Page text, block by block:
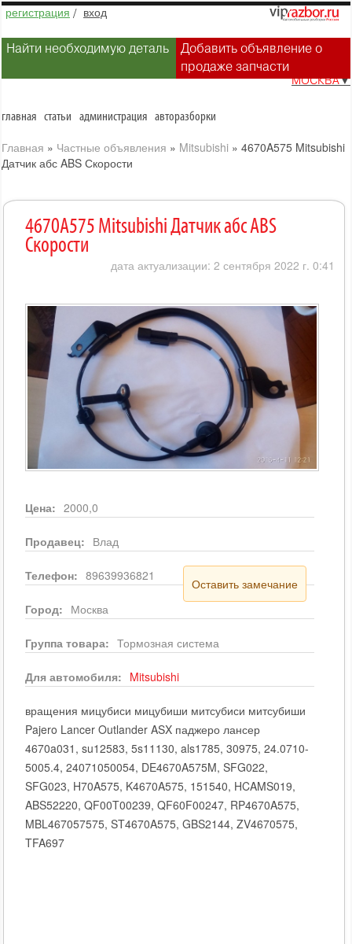
регистрация / вход
Найти необходимую деталь
Добавить объявление о
продаже запчасти
МОСКВА▼
главная статьи администрация авторазборки
Главная » Частные объявления » Mitsubishi » 4670A575 Mitsubishi
Датчик абс ABS Скорости
4670A575 Mitsubishi Датчик абс ABS
Скорости
дата актуализации: 2 сентября 2022 г. 0:41
Цена: 2000,0
Продавец: Влад
Телефон: 89639936821
Оставить замечание
Город: Москва
Группа товара: Тормозная система
Для автомобиля: Mitsubishi
вращения мицубиси мицубиши митсубиси митсубиши
Pajero Lancer Outlander ASX паджеро лансер
4670a031, su12583, 5s11130, als1785, 30975, 24.0710-
5005.4, 24071050054, DE4670A575M, SFG022,
SFG023, H70A575, K4670A575, 151540, HCAMS019,
ABS52220, QF00T00239, QF60F00247, RP4670A575,
MBL467057575, ST4670A575, GBS2144, ZV4670575,
TFA697